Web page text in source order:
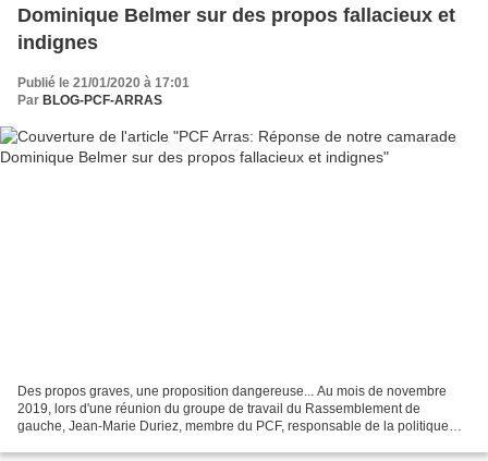
Dominique Belmer sur des propos fallacieux et
indignes
Publié le 21/01/2020 à 17:01
Par BLOG-PCF-ARRAS
Des propos graves, une proposition dangereuse... Au mois de novembre
2019, lors d'une réunion du groupe de travail du Rassemblement de
gauche, Jean-Marie Duriez, membre du PCF, responsable de la politique